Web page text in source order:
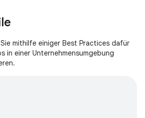
mithilfe einiger Best Practices dafür
in einer Unternehmensumgebung